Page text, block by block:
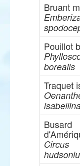
Bruant
Pouillot
borealis
Traquet
Busard
Circus